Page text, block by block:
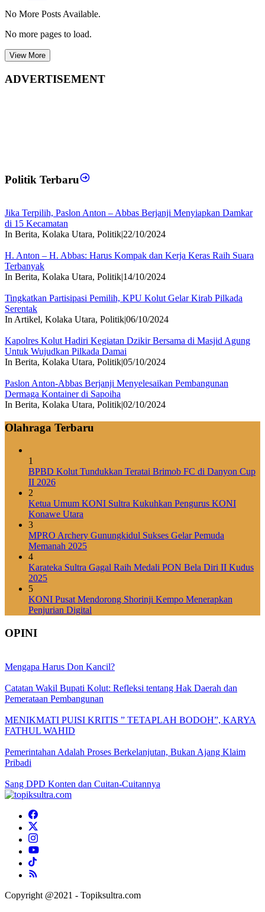
No More Posts Available.
No more pages to load.
View More
ADVERTISEMENT
Politik Terbaru
Jika Terpilih, Paslon Anton – Abbas Berjanji Menyiapkan Damkar
di 15 Kecamatan
In Berita, Kolaka Utara, Politik|22/10/2024
H. Anton – H. Abbas: Harus Kompak dan Kerja Keras Raih Suara
Terbanyak
In Berita, Kolaka Utara, Politik|14/10/2024
Tingkatkan Partisipasi Pemilih, KPU Kolut Gelar Kirab Pilkada
Serentak
In Artikel, Kolaka Utara, Politik|06/10/2024
Kapolres Kolut Hadiri Kegiatan Dzikir Bersama di Masjid Agung
Untuk Wujudkan Pilkada Damai
In Berita, Kolaka Utara, Politik|05/10/2024
Paslon Anton-Abbas Berjanji Menyelesaikan Pembangunan
Dermaga Kontainer di Sapoiha
In Berita, Kolaka Utara, Politik|02/10/2024
Olahraga Terbaru
1
BPBD Kolut Tundukkan Teratai Brimob FC di Danyon Cup
II 2026
2
Ketua Umum KONI Sultra Kukuhkan Pengurus KONI
Konawe Utara
3
MPRO Archery Gunungkidul Sukses Gelar Pemuda
Memanah 2025
4
Karateka Sultra Gagal Raih Medali PON Bela Diri II Kudus
2025
5
KONI Pusat Mendorong Shorinji Kempo Menerapkan
Penjurian Digital
OPINI
Mengapa Harus Don Kancil?
Catatan Wakil Bupati Kolut: Refleksi tentang Hak Daerah dan
Pemerataan Pembangunan
MENIKMATI PUISI KRITIS ” TETAPLAH BODOH”, KARYA
FATHUL WAHID
Pemerintahan Adalah Proses Berkelanjutan, Bukan Ajang Klaim
Pribadi
Sang DPD Konten dan Cuitan-Cuitannya
Copyright @2021 - Topiksultra.com